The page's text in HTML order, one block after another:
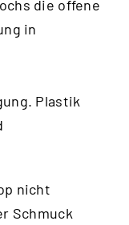
die offene
in
Plastik
nicht
Schmuck